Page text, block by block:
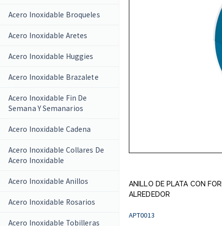
Acero Inoxidable Broqueles
Acero Inoxidable Aretes
Acero Inoxidable Huggies
Acero Inoxidable Brazalete
Acero Inoxidable Fin De
Semana Y Semanarios
Acero Inoxidable Cadena
Acero Inoxidable Collares De
Acero Inoxidable
Acero Inoxidable Anillos
Acero Inoxidable Rosarios
Acero Inoxidable Tobilleras
ANILLO DE PLATA CON
ALREDEDOR
APT0013